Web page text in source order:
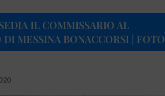
IL COMMISSARIO AL
MESSINA BONACCORSI | FOTO